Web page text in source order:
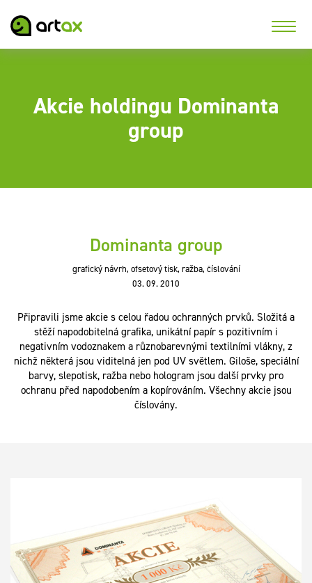
Akcie holdingu Dominanta
group
Dominanta group
grafický návrh, ofsetový tisk, ražba, číslování
03. 09. 2010
Připravili jsme akcie s celou řadou ochranných prvků. Složitá a
stěží napodobitelná grafika, unikátní papír s pozitivním i
negativním vodoznakem a různobarevnými textilními vlákny, z
nichž některá jsou viditelná jen pod UV světlem. Giloše, speciální
barvy, slepotisk, ražba nebo hologram jsou další prvky pro
ochranu před napodobením a kopírováním. Všechny akcie jsou
číslovány.